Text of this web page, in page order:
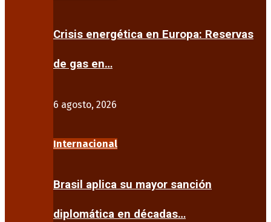
Crisis energética en Europa: Reservas
de gas en…
6 agosto, 2026
Internacional
Brasil aplica su mayor sanción
diplomática en décadas…